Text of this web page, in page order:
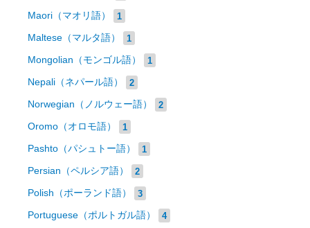
Maori（マオリ語） 1
Maltese（マルタ語） 1
Mongolian（モンゴル語） 1
Nepali（ネパール語） 2
Norwegian（ノルウェー語） 2
Oromo（オロモ語） 1
Pashto（パシュトー語） 1
Persian（ペルシア語） 2
Polish（ポーランド語） 3
Portuguese（ポルトガル語） 4